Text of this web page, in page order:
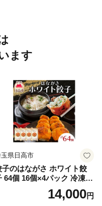
ます
県日高市
子のはながさ ホワイト餃
64個 16個×4パック 冷凍
華 点心 B級グルメ ご当地
菜 おつまみ おかず 簡単調
14,000円